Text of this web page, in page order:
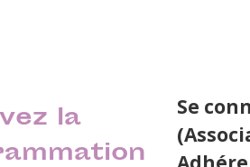
la
Se